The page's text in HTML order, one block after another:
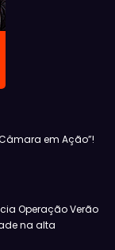
em Ação”!
Operação Verão
na alta